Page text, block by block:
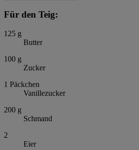
Für den Teig:
125 g
Butter
100 g
Zucker
1 Päckchen
Vanillezucker
200 g
Schmand
2
Eier